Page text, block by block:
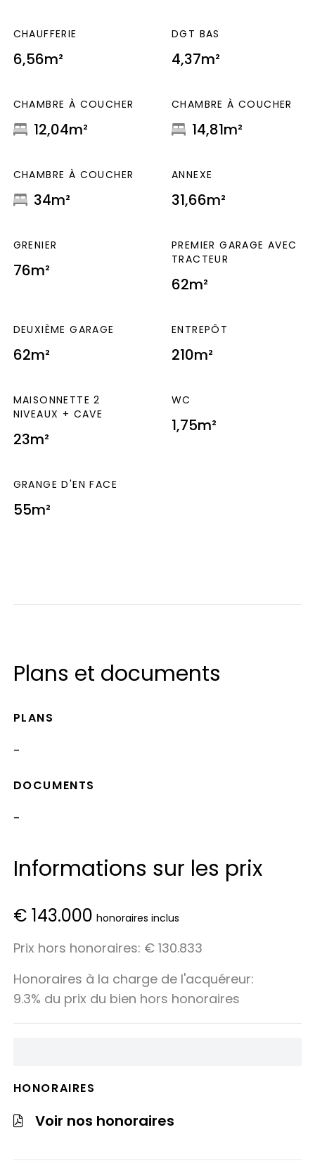
CHAUFFERIE
6,56m²
DGT BAS
4,37m²
CHAMBRE À COUCHER
12,04m²
CHAMBRE À COUCHER
14,81m²
CHAMBRE À COUCHER
34m²
ANNEXE
31,66m²
GRENIER
76m²
PREMIER GARAGE AVEC
TRACTEUR
62m²
DEUXIÈME GARAGE
62m²
ENTREPÔT
210m²
MAISONNETTE 2
NIVEAUX + CAVE
23m²
WC
1,75m²
GRANGE D'EN FACE
55m²
Plans et documents
PLANS
-
DOCUMENTS
-
Informations sur les prix
€ 143.000 honoraires inclus
Prix hors honoraires: € 130.833
Honoraires à la charge de l'acquéreur:
9.3% du prix du bien hors honoraires
HONORAIRES
Voir nos honoraires